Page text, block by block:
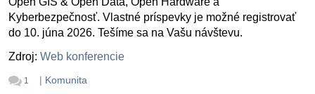
Kyberbezpečnosť. Vlastné príspevky je možné registrovať
do 10. júna 2026. Tešíme sa na Vašu návštevu.
Zdroj: Web konferencie
1 | Komunita